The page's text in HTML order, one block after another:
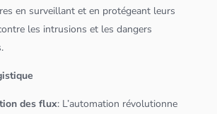
en surveillant et en protégeant leurs
les intrusions et les dangers
des flux: L’automation révolutionne